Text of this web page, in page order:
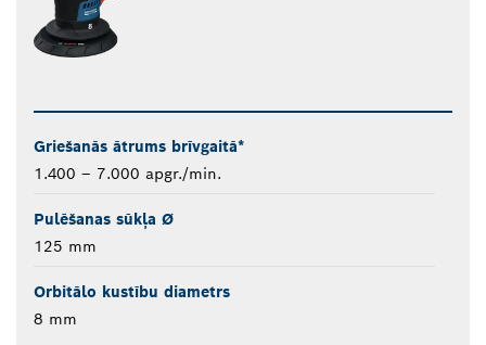
Griešanās ātrums brīvgaitā*
1.400 – 7.000 apgr./min.
Pulēšanas sūkļa Ø
125 mm
Orbitālo kustību diametrs
8 mm